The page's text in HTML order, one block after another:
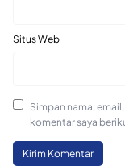
Situs Web
Simpan nama,
komentar saya